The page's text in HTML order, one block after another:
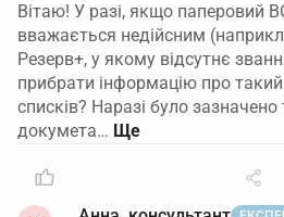
Вітаю! У разі, якщо паперовий
вважається недійсним
Резерв+, у якому відсутнє
прибрати інформацію про
списків? Наразі було
докумета…